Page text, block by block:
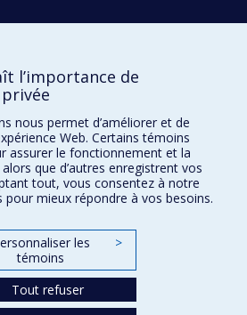
l’importance de
nous permet d’améliorer et de
Web. Certains témoins
assurer le fonctionnement et la
que d’autres enregistrent vos
tout, vous consentez à notre
mieux répondre à vos besoins.
les
témoins
>
Tout refuser